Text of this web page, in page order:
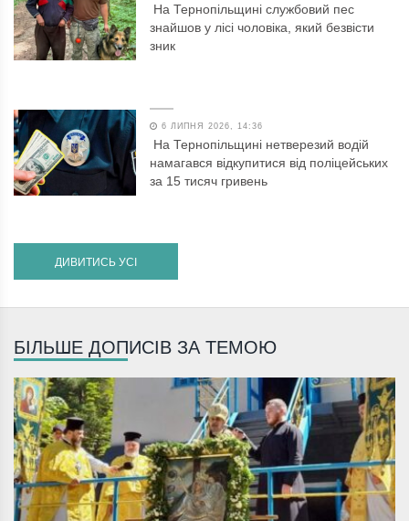
На Тернопільщині службовий пес
знайшов у лісі чоловіка, який безвісти
зник
6 ЛИПНЯ 2026, 14:36
На Тернопільщині нетверезий водій
намагався відкупитися від поліцейських
за 15 тисяч гривень
ДИВИТИСЬ УСІ
БІЛЬШЕ ДОПИСІВ ЗА ТЕМОЮ